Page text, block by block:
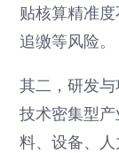
贴核算精准
追缴等风险。
其二，研发
技术密集型
料、设备、人